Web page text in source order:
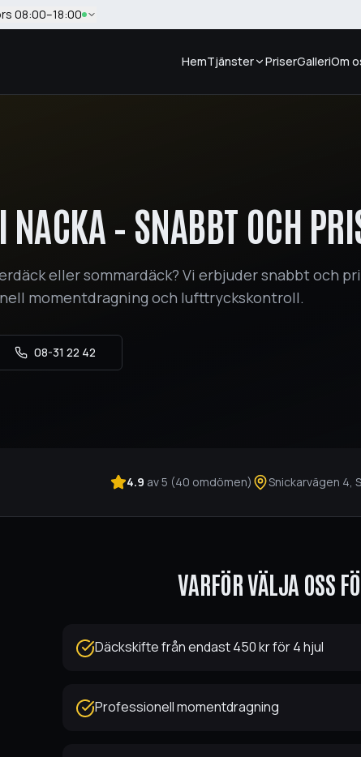
08:00–18:00
HemTjänster PriserGalleriOm
NACKA – SNABBT OCH
eller sommardäck? Vi erbjuder snabbt och
momentdragning och lufttryckskontroll.
08-31 22 42
4.9 av 5 (40 omdömen) Snickarvägen 4,
VARFÖR VÄLJA OSS
Däckskifte från endast 450 kr för 4 hjul
Professionell momentdragning